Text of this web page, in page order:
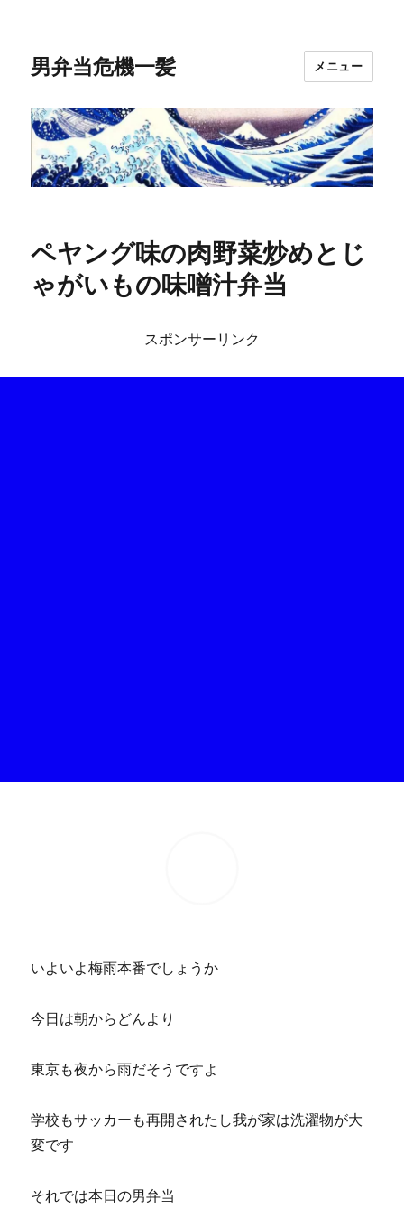
男弁当危機一髪 メニュー
ペヤング味の肉野菜炒めとじ
ゃがいもの味噌汁弁当
スポンサーリンク
いよいよ梅雨本番でしょうか
今日は朝からどんより
東京も夜から雨だそうですよ
学校もサッカーも再開されたし我が家は洗濯物が大
変です
それでは本日の男弁当